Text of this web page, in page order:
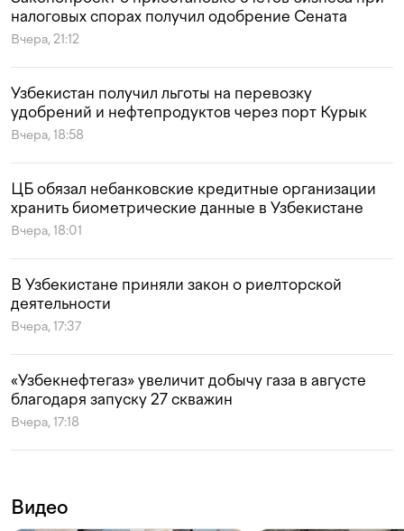
налоговых спорах получил одобрение Сената
Вчера, 21:12
Узбекистан получил льготы на перевозку
удобрений и нефтепродуктов через порт Курык
Вчера, 18:58
ЦБ обязал небанковские кредитные организации
хранить биометрические данные в Узбекистане
Вчера, 18:01
В Узбекистане приняли закон о риелторской
деятельности
Вчера, 17:37
«Узбекнефтегаз» увеличит добычу газа в августе
благодаря запуску 27 скважин
Вчера, 17:18
Видео